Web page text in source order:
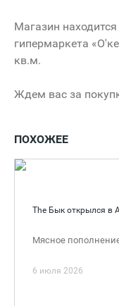
Магазин
гипермаркета
кв.м.
Ждем вас за
ПОХОЖЕЕ
The Бык открылся в
Мясное
6 июля 2026